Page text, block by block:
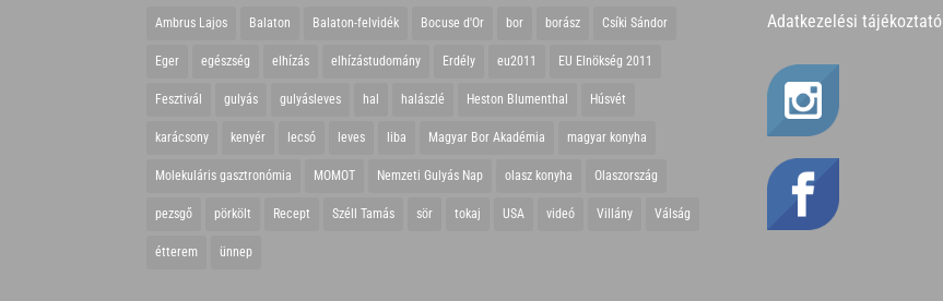
Ambrus Lajos Balaton Balaton-felvidék Bocuse d'Or bor borász Csíki Sándor
Eger egészség elhízás elhízástudomány Erdély eu2011 EU Elnökség 2011
Fesztivál gulyás gulyásleves hal halászlé Heston Blumenthal Húsvét
karácsony kenyér lecsó leves liba Magyar Bor Akadémia magyar konyha
Molekuláris gasztronómia MOMOT Nemzeti Gulyás Nap olasz konyha Olaszország
pezsgő pörkölt Recept Széll Tamás sör tokaj USA videó Villány Válság
étterem ünnep
Adatkezelési tájékoztató